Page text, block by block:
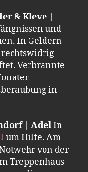
& Kleve |
und
In Geldern
rechtswidrig
Verbrannte
in
| AdelIn
um Hilfe. Am
von der
Treppenhaus